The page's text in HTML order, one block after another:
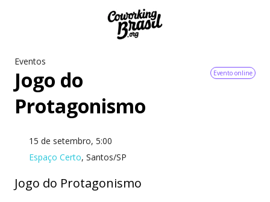
Eventos
Evento online
Jogo do
Protagonismo
15 de setembro, 5:00
Espaço Certo, Santos/SP
Jogo do Protagonismo